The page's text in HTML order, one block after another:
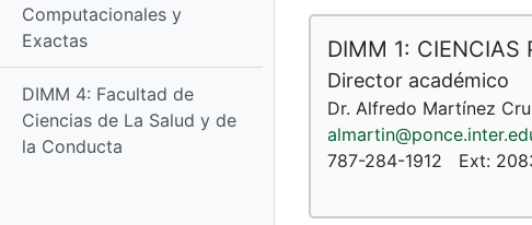
Computacionales y
Exactas
DIMM 4: Facultad de
Ciencias de La Salud y de
la Conducta​
DIMM 1: CIENCIAS
Director académico
Dr. Alfredo Martínez
787-284-1912
Ext: